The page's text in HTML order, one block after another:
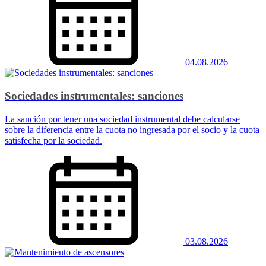
04.08.2026
Sociedades instrumentales: sanciones
La sanción por tener una sociedad instrumental debe calcularse
sobre la diferencia entre la cuota no ingresada por el socio y la cuota
satisfecha por la sociedad.
03.08.2026